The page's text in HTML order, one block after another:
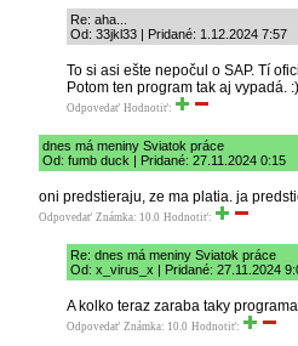
Re: aha...
Od: 33jkl33 | Pridané: 1.12.2024 7:57
To si asi ešte nepočul o SAP. Tí
Potom ten program tak aj vypadá. :)
Odpovedať Hodnotiť:
dnes má meniny Sviatok práce
Od: fumb duck | Pridané: 27.11.2024 0:15
oni predstieraju, ze ma platia. ja
Odpovedať Známka: 10.0 Hodnotiť:
Re: dnes má meniny Sviatok práce
Od: x_virus_x | Pridané: 27.11.2024
A kolko teraz zaraba taky
Odpovedať Známka: 10.0 Hodnotiť: